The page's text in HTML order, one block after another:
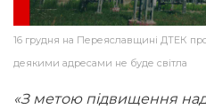
16 грудня на Переяславщині ДТЕК
деякими адресами не буде світла
«З метою підвищення